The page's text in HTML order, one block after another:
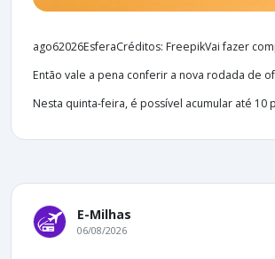
ago62026EsferaCréditos: FreepikVai fazer
Então vale a pena conferir a nova rodada de
Nesta quinta-feira, é possível acumular até 10
E-Milhas
06/08/2026